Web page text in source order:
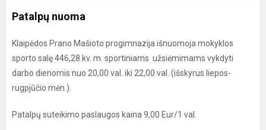
Patalpų nuoma
Klaipėdos Prano Mašioto progimnazija išnuomoja mokyklos
sporto salę 446,28 kv. m. sportiniams užsiėmimams vykdyti
darbo dienomis nuo 20,00 val. iki 22,00 val. (išskyrus liepos-
rugpjūčio mėn.).
Patalpų suteikimo paslaugos kaina 9,00 Eur/1 val.